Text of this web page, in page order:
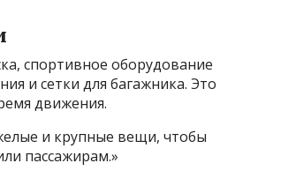
спортивное оборудование
и сетки для багажника. Это
движения.
и крупные вещи, чтобы
пассажирам.»